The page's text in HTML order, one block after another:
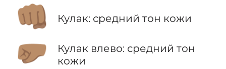
👊🏽 Кулак: средний тон кожи
🤛🏽
Кулак влево: средний тон
кожи